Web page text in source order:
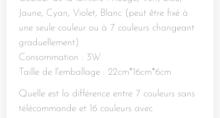
Jaune, Cyan, Violet, Blanc (peut être fixé à
une seule couleur ou à 7 couleurs changeant
graduellement)
Consommation : 3W
Taille de l'emballage : 22cm*16cm*6cm
Quelle est la différence entre 7 couleurs sans
télécommande et 16 couleurs avec